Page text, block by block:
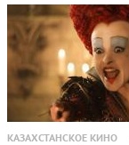
КАЗАХСТАНСКОЕ КИНО